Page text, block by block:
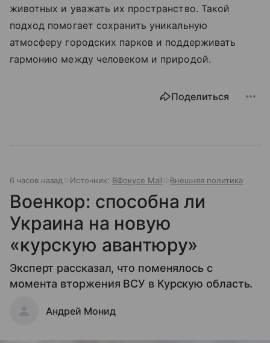
животных и уважать их пространство. Такой
подход помогает сохранить уникальную
атмосферу городских парков и поддерживать
гармонию между человеком и природой.
Поделиться
6 часов назад Источник: ВФокусе Mail Внешняя политика
Военкор: способна ли
Украина на новую
«курскую авантюру»
Эксперт рассказал, что поменялось с
момента вторжения ВСУ в Курскую область.
Андрей Монид